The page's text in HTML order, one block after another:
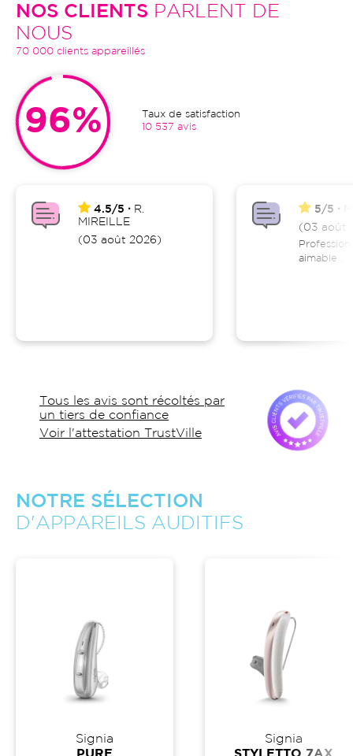
NOS CLIENTS PARLENT DE
NOUS
Taux de satisfaction
96% 10 537 avis
70 000 clients appareillés
4.5/5
R.
MIREILLE
(03 août 2026)
5/5
(03 août
aimable .
Tous les avis sont récoltés par
un tiers de confiance
Voir l'attestation TrustVille
NOTRE SÉLECTION
D'APPAREILS AUDITIFS
Signia
Signia